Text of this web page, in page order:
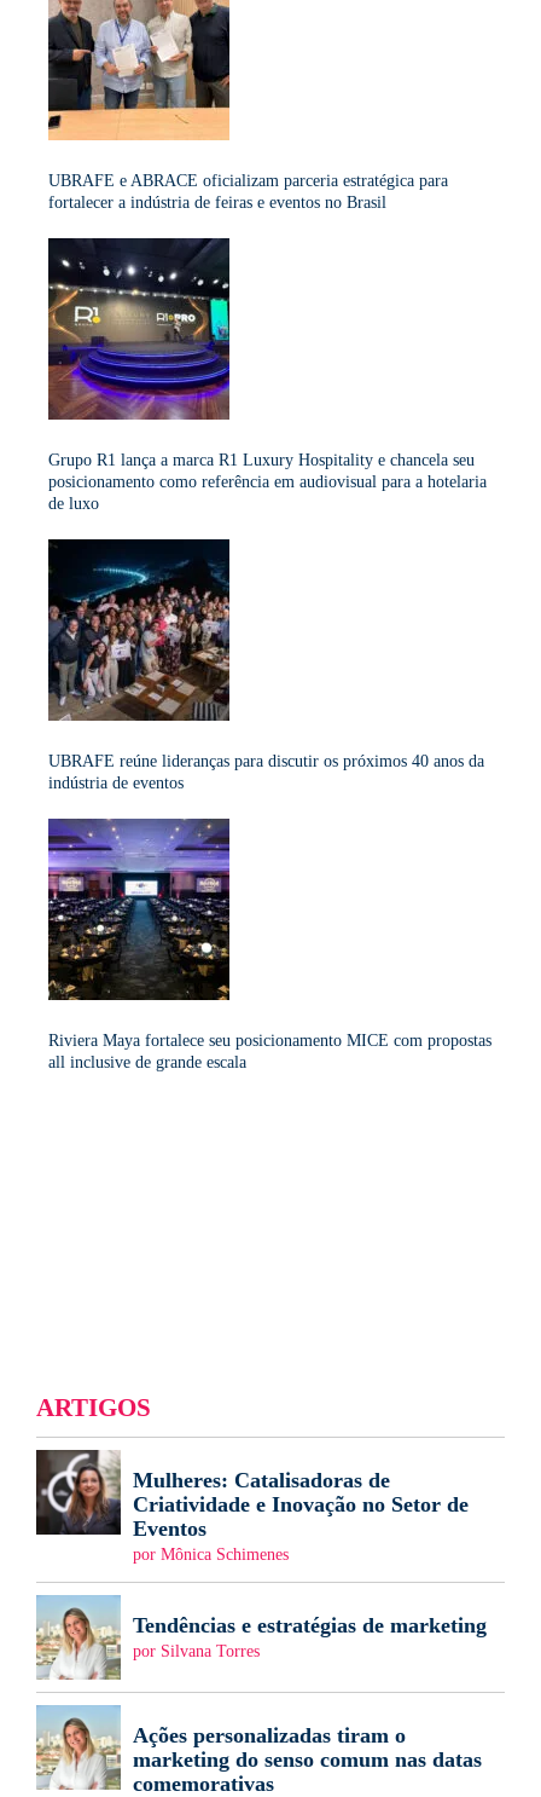
UBRAFE e ABRACE oficializam parceria estratégica para
fortalecer a indústria de feiras e eventos no Brasil
Grupo R1 lança a marca R1 Luxury Hospitality e chancela seu
posicionamento como referência em audiovisual para a hotelaria
de luxo
UBRAFE reúne lideranças para discutir os próximos 40 anos da
indústria de eventos
Riviera Maya fortalece seu posicionamento MICE com propostas
all inclusive de grande escala
ARTIGOS
Mulheres: Catalisadoras de
Criatividade e Inovação no Setor de
Eventos
por Mônica Schimenes
Tendências e estratégias de marketing
por Silvana Torres
Ações personalizadas tiram o
marketing do senso comum nas datas
comemorativas